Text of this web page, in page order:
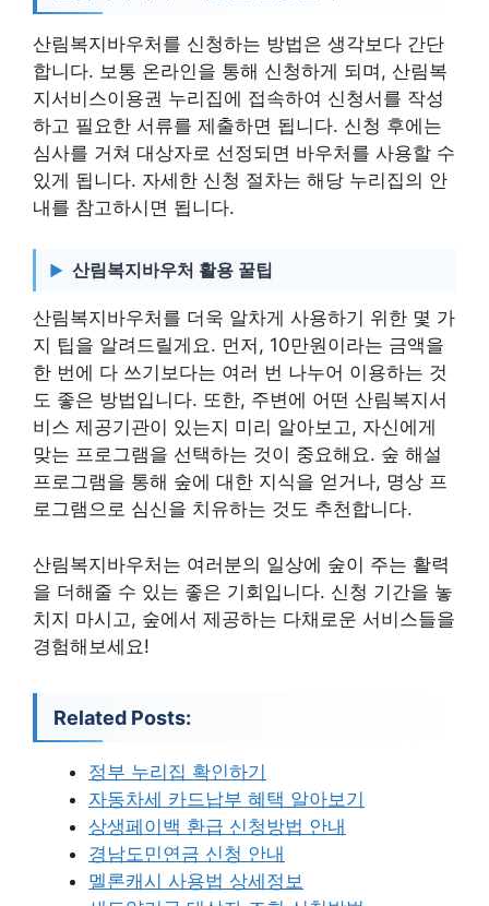
산림복지바우처를 신청하는 방법은 생각보다 간단
합니다. 보통 온라인을 통해 신청하게 되며, 산림복
지서비스이용권 누리집에 접속하여 신청서를 작성
하고 필요한 서류를 제출하면 됩니다. 신청 후에는
심사를 거쳐 대상자로 선정되면 바우처를 사용할 수
있게 됩니다. 자세한 신청 절차는 해당 누리집의 안
내를 참고하시면 됩니다.
산림복지바우처 활용 꿀팁
산림복지바우처를 더욱 알차게 사용하기 위한 몇 가
지 팁을 알려드릴게요. 먼저, 10만원이라는 금액을
한 번에 다 쓰기보다는 여러 번 나누어 이용하는 것
도 좋은 방법입니다. 또한, 주변에 어떤 산림복지서
비스 제공기관이 있는지 미리 알아보고, 자신에게
맞는 프로그램을 선택하는 것이 중요해요. 숲 해설
프로그램을 통해 숲에 대한 지식을 얻거나, 명상 프
로그램으로 심신을 치유하는 것도 추천합니다.
산림복지바우처는 여러분의 일상에 숲이 주는 활력
을 더해줄 수 있는 좋은 기회입니다. 신청 기간을 놓
치지 마시고, 숲에서 제공하는 다채로운 서비스들을
경험해보세요!
Related Posts:
정부 누리집 확인하기
자동차세 카드납부 혜택 알아보기
상생페이백 환급 신청방법 안내
경남도민연금 신청 안내
멜론캐시 사용법 상세정보